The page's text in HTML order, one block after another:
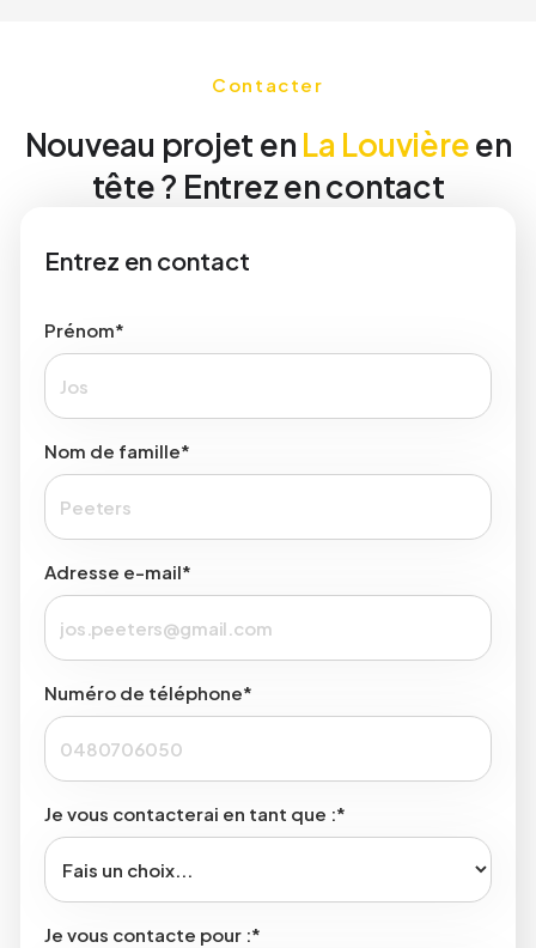
Contacter
Nouveau projet en La Louvièreen
tête ? Entrez en contact
Entrez en contact
Prénom*
Nom de famille*
Adresse e-mail*
Numéro de téléphone*
Je vous contacterai en tant que :*
Je vous contacte pour :*